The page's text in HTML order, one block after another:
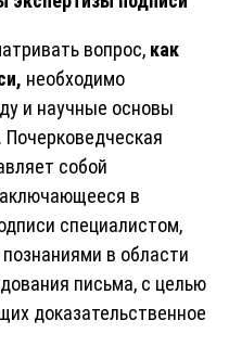
вопрос, как
необходимо
и научные основы
собой
в
специалистом,
в области
письма, с целью
доказательственное